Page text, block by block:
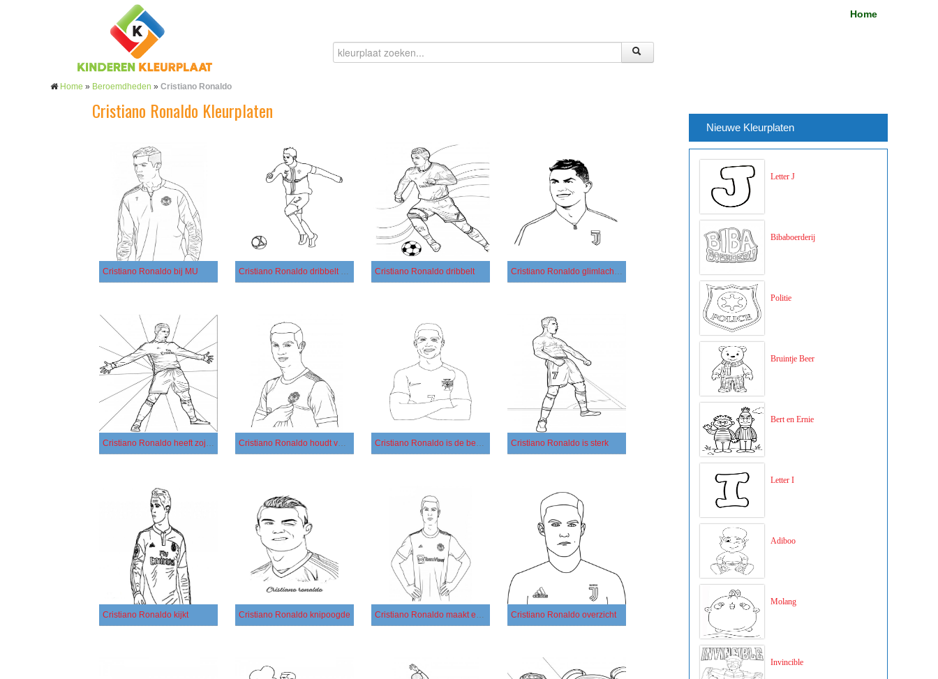
Home
Home » Beroemdheden » Cristiano Ronaldo
Cristiano Ronaldo Kleurplaten
Cristiano Ronaldo bij MU Cristiano Ronaldo dribbelt de bal Cristiano Ronaldo dribbelt Cristiano Ronaldo glimlachte vrolijk
Cristiano Ronaldo heeft zojuist gescoord Cristiano Ronaldo houdt van MU Cristiano Ronaldo is de beste Cristiano Ronaldo is sterk
Cristiano Ronaldo kijkt Cristiano Ronaldo knipoogde Cristiano Ronaldo maakt een foto Cristiano Ronaldo overzicht
Nieuwe Kleurplaten
Letter J
Bibaboerderij
Politie
Bruintje Beer
Bert en Ernie
Letter I
Adiboo
Molang
Invincible